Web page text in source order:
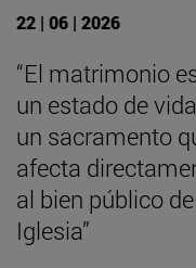
22 | 06 | 2026
“El matrimonio
un estado de
un sacramento
afecta
al bien público
Iglesia”